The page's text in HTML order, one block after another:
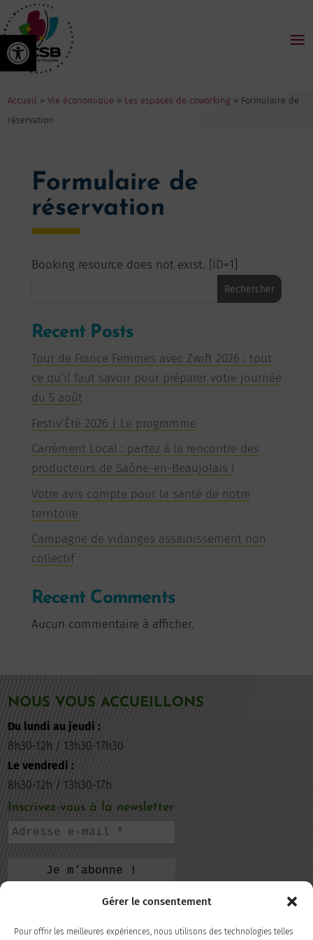
Ouvrir la barre d’outils
Gérer le consentement
Pour offrir les meilleures expériences, nous utilisons des technologies telles
Accueil »Vie économique » Les espaces de coworking » Formulaire de
réservation
Formulaire de
réservation
Booking resource does not exist. [ID=1]
Rechercher
Recent Posts
Tour de France Femmes avec Zwift 2026 : tout
ce qu’il faut savoir pour préparer votre journée
du 5 août
Festiv’Été 2026 | Le programme
Carrément Local : partez à la rencontre des
producteurs de Saône-en-Beaujolais !
Votre avis compte pour la santé de notre
territoire
Campagne de vidanges assainissement non
collectif
Recent Comments
Aucun commentaire à afficher.
NOUS VOUS ACCUEILLONS
Du lundi au jeudi :
8h30-12h / 13h30-17h30
Le vendredi :
8h30-12h / 13h30-17h
Inscrivez-vous à la newsletter